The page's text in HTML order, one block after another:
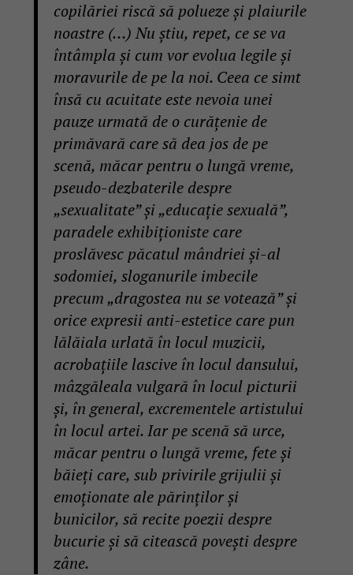
copilăriei riscă să polueze și plaiurile
noastre (…) Nu știu, repet, ce se va
întâmpla și cum vor evolua legile și
moravurile de pe la noi. Ceea ce simt
însă cu acuitate este nevoia unei
pauze urmată de o curățenie de
primăvară care să dea jos de pe
scenă, măcar pentru o lungă vreme,
pseudo-dezbaterile despre
„sexualitate” și „educație sexuală”,
paradele exhibiționiste care
proslăvesc păcatul mândriei și-al
sodomiei, sloganurile imbecile
precum „dragostea nu se votează” și
orice expresii anti-estetice care pun
lălăiala urlată în locul muzicii,
acrobațiile lascive în locul dansului,
mâzgăleala vulgară în locul picturii
și, în general, excrementele artistului
în locul artei. Iar pe scenă să urce,
măcar pentru o lungă vreme, fete și
băieți care, sub privirile grijulii și
emoționate ale părinților și
bunicilor, să recite poezii despre
bucurie și să citească povești despre
zâne.